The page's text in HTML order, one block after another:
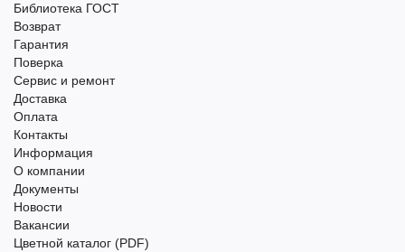
Библиотека ГОСТ
Возврат
Гарантия
Поверка
Сервис и ремонт
Доставка
Оплата
Контакты
Информация
О компании
Документы
Новости
Вакансии
Цветной каталог (PDF)